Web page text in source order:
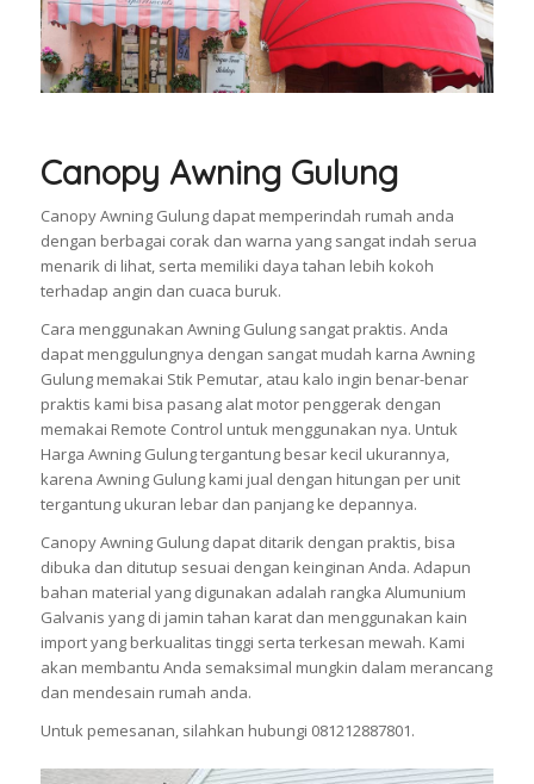
Canopy Awning Gulung
Canopy Awning Gulung dapat memperindah rumah anda
dengan berbagai corak dan warna yang sangat indah serua
menarik di lihat, serta memiliki daya tahan lebih kokoh
terhadap angin dan cuaca buruk.
Cara menggunakan Awning Gulung sangat praktis. Anda
dapat menggulungnya dengan sangat mudah karna Awning
Gulung memakai Stik Pemutar, atau kalo ingin benar-benar
praktis kami bisa pasang alat motor penggerak dengan
memakai Remote Control untuk menggunakan nya. Untuk
Harga Awning Gulung tergantung besar kecil ukurannya,
karena Awning Gulung kami jual dengan hitungan per unit
tergantung ukuran lebar dan panjang ke depannya.
Canopy Awning Gulung dapat ditarik dengan praktis, bisa
dibuka dan ditutup sesuai dengan keinginan Anda. Adapun
bahan material yang digunakan adalah rangka Alumunium
Galvanis yang di jamin tahan karat dan menggunakan kain
import yang berkualitas tinggi serta terkesan mewah. Kami
akan membantu Anda semaksimal mungkin dalam merancang
dan mendesain rumah anda.
Untuk pemesanan, silahkan hubungi 081212887801.